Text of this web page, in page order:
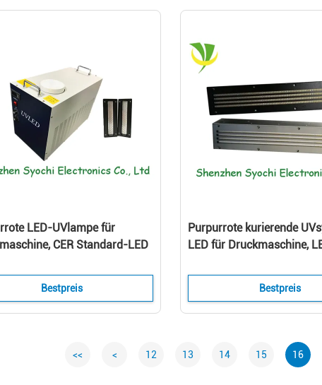
LED-UVlampe für
CER Standard-LED
Bestpreis
Purpurrote kurierende
LED für Druckmaschine,
Bestpreis
<< < 12 13 14 15 16